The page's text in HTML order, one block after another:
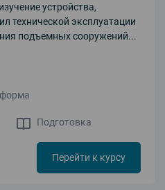
устройства,
технической эксплуатации
подъемных сооружений...
Перейти к курсу
Подготовка